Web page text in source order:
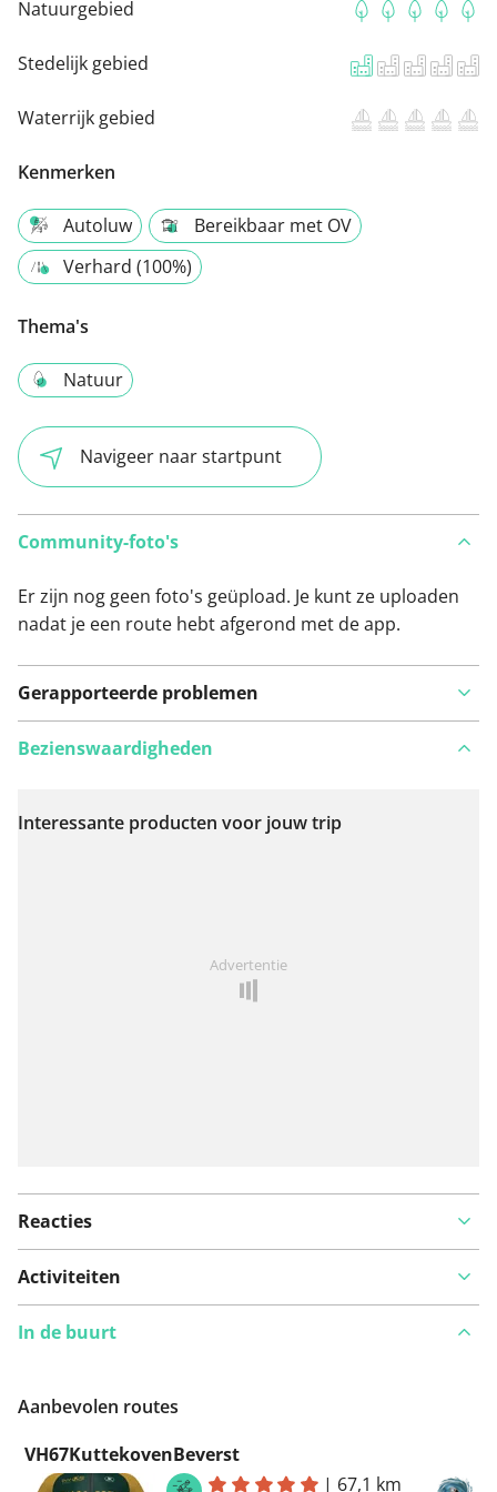
Natuurgebied
Stedelijk gebied
Waterrijk gebied
Kenmerken
Autoluw
Bereikbaar met OV
Verhard (100%)
Thema's
Natuur
Navigeer naar startpunt
Community-foto's
Er zijn nog geen foto's geüpload. Je kunt ze uploaden
nadat je een route hebt afgerond met de app.
Gerapporteerde problemen
Bekijk op kaart
Bezienswaardigheden
Interessante producten voor jouw trip
Advertentie
Reacties
Activiteiten
In de buurt
Aanbevolen routes
VH67KuttekovenBeverst
| 67,1 km